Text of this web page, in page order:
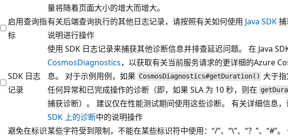
量将随着页面大小的增大而增大。
启用查询指
标
有关后端查询执行的其他日志记录，请按照有关如何使用 Java SDK
说明进行操作
SDK 日志
记录
使用 SDK 日志记录来捕获其他诊断信息并排查延迟问题。 在 Java
CosmosDiagnostics，以获取有关当前服务请求的更详细的Azure
息。 对于示例用例，如果 CosmosDiagnostics#getDuration() 大于
任何异常和已完成操作的诊断（即，如果 SLA 为 10 秒，则在
捕获诊断）。 建议仅在性能测试期间使用这些诊断。 有关详细信息，
SDK 上的诊断中的说明操作
避免在标识某些字符受到限制，不能在某些标识符中使用：“/”、“\”、“？”、“#”